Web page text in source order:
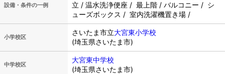
設備・条件の一例
立 / 温水洗浄便座 / 最上階 / バルコニー / シ
ューズボックス / 室内洗濯機置き場 /
小学校区
さいたま市立大宮東小学校
(埼玉県さいたま市)
中学校区
大宮東中学校
(埼玉県さいたま市)